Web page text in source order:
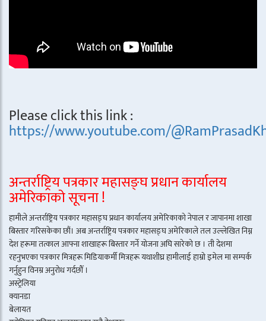
Please click this link :
https://www.youtube.com/
अन्तर्राष्ट्रिय पत्रकार महासङ्घ प्रधान कार्यालय
अमेरिकाको सूचना !
हामीले अन्तर्राष्ट्रिय पत्रकार महासङ्घ प्रधान कार्यालय अमेरिकाको नेपाल र जापानमा शाखा
बिस्तार गरिसकेका छौं। अब अन्तर्राष्ट्रिय पत्रकार महासङ्घ अमेरिकाले तल उल्लेखित निम्न
देश हरूमा तत्काल आफ्ना शाखाहरू बिस्तार गर्ने योजना अघि सारेको छ । ती देशमा
रहनुभएका पत्रकार मित्रहरू मिडियाकर्मी मित्रहरू यथाशीघ्र हामीलाई हाम्रो इमेल मा सम्पर्क
गर्नुहुन विनम्र अनुरोध गर्दछौँ ।
अस्ट्रेलिया
क्यानडा
बेलायत